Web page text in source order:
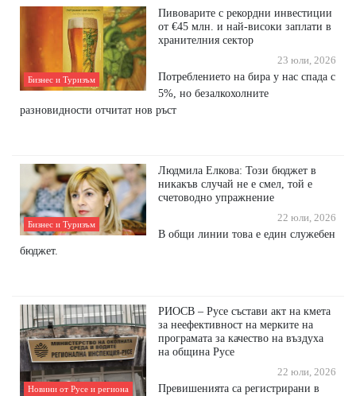
Бизнес и Туризъм
Пивоварите с рекордни инвестиции
от €45 млн. и най-високи заплати в
хранителния сектор
23 юли, 2026
Потреблението на бира у нас спада с
5%, но безалкохолните
разновидности отчитат нов ръст
Бизнес и Туризъм
Людмила Елкова: Този бюджет в
никакъв случай не е смел, той е
счетоводно упражнение
22 юли, 2026
В общи линии това е един служебен
бюджет.
Новини от Русе и региона
РИОСВ – Русе състави акт на кмета
за неефективност на мерките на
програмата за качество на въздуха
на община Русе
22 юли, 2026
Превишенията са регистрирани в